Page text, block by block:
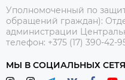
Уполномоченный по
обращений граждан):
администрации
телефон: +375 (17) 390-42-
МЫ В СОЦИАЛЬНЫХ